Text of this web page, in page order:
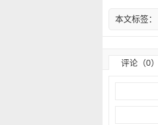
本文标签：
评论（0）